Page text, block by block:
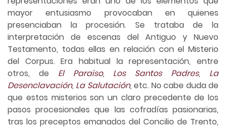
mayor entusiasmo provocaban en quienes
presenciaban la procesión. Se trataba de la
interpretación de escenas del Antiguo y Nuevo
Testamento, todas ellas en relación con el Misterio
del Corpus. Era habitual la representación, entre
otros, de El Paraiso, Los Santos Padres, La
Desenclavación, La Salutación, etc. No cabe duda de
que estos misterios son un claro precedente de los
pasos procesionales que las cofradías pasionarias,
tras los preceptos emanados del Concilio de Trento,